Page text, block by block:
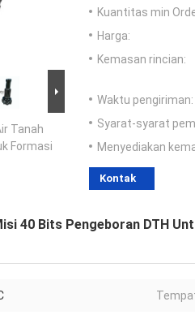
Tanah
Formasi
Kuantitas min
Harga:
Kemasan rincian:
Waktu pengiriman:
Syarat-syarat
Menyediakan
Kontak
40 Bits Pengeboran DTH